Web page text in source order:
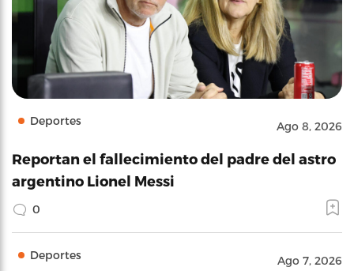
Deportes Ago 8, 2026
Reportan el fallecimiento del padre del astro
argentino Lionel Messi
0
Deportes Ago 7, 2026